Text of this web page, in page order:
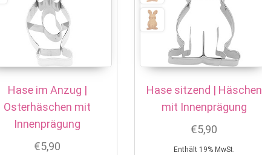
Hase im Anzug |
Osterhäschen mit
Innenprägung
€5,90
Hase sitzend | Häschen
mit Innenprägung
€5,90
Enthält 19% MwSt.